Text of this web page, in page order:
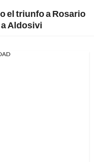
el triunfo a Rosario
Aldosivi